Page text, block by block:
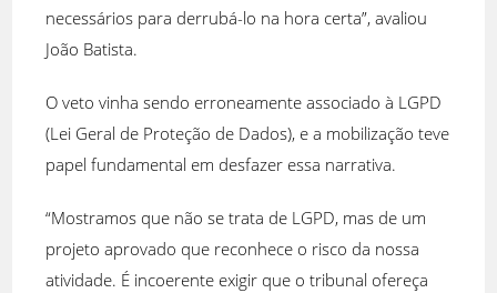
necessários para derrubá-lo na hora certa”, avaliou
João Batista.
O veto vinha sendo erroneamente associado à LGPD
(Lei Geral de Proteção de Dados), e a mobilização teve
papel fundamental em desfazer essa narrativa.
“Mostramos que não se trata de LGPD, mas de um
projeto aprovado que reconhece o risco da nossa
atividade. É incoerente exigir que o tribunal ofereça